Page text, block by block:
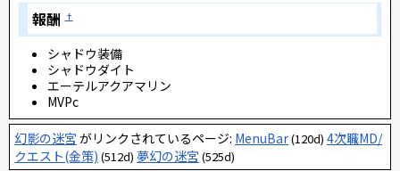
報酬 †
シャドウ装備
シャドウダイト
エーテルアクアマリン
MVPc
幻影の迷宮 がリンクされているページ: MenuBar(120d) 4次職MD/
クエスト(金策) (512d) 夢幻の迷宮 (525d)